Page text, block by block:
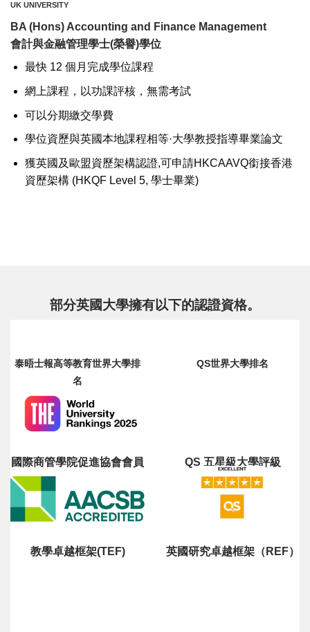
UK UNIVERSITY
BA (Hons) Accounting and Finance Management
會計與金融管理學士(榮譽)學位
最快 12 個月完成學位課程
網上課程，以功課評核，無需考試
可以分期繳交學費
學位資歷與英國本地課程相等·大學教授指導畢業論文
獲英國及歐盟資歷架構認證,可申請HKCAAVQ銜接香港
資歷架構 (HKQF Level 5, 學士畢業)
部分英國大學擁有以下的認證資格。
泰晤士報高等教育世界大學排
名
QS世界大學排名
國際商管學院促進協會會員 QS 五星級大學評級
教學卓越框架(TEF) 英國研究卓越框架（REF）